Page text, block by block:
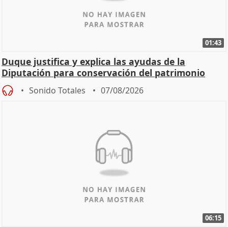
01:43
Duque justifica y explica las ayudas de la
Diputación para conservación del patrimonio
Sonido Totales 07/08/2026
06:15